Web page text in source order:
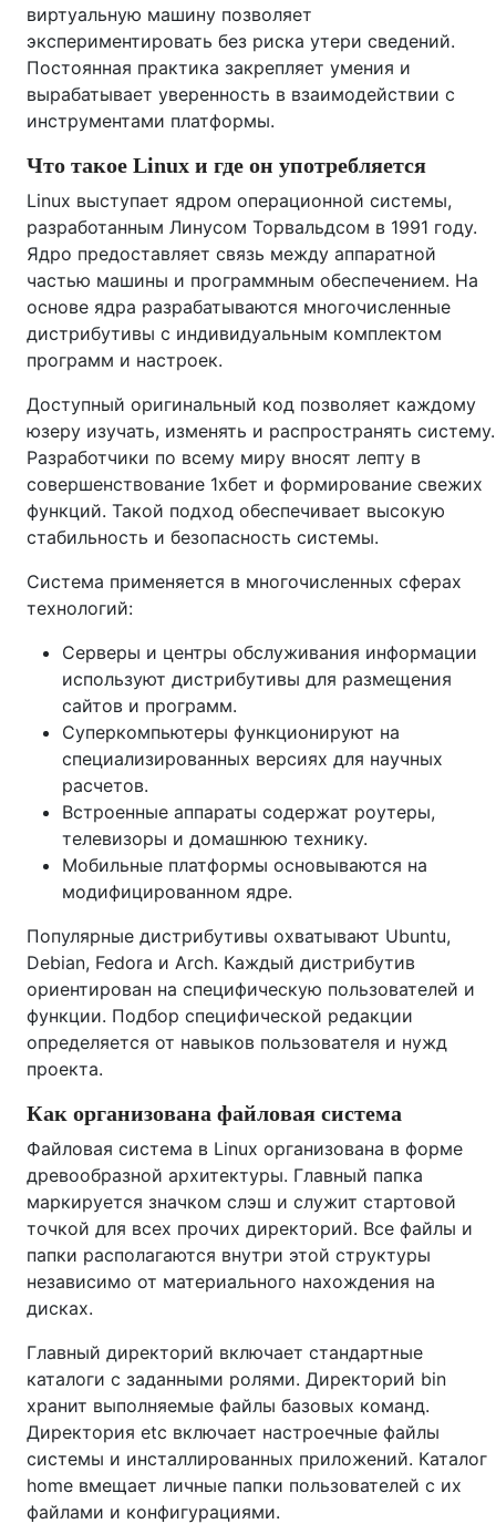
виртуальную машину позволяет
экспериментировать без риска утери сведений.
Постоянная практика закрепляет умения и
вырабатывает уверенность в взаимодействии с
инструментами платформы.
Что такое Linux и где он употребляется
Linux выступает ядром операционной системы,
разработанным Линусом Торвальдсом в 1991 году.
Ядро предоставляет связь между аппаратной
частью машины и программным обеспечением. На
основе ядра разрабатываются многочисленные
дистрибутивы с индивидуальным комплектом
программ и настроек.
Доступный оригинальный код позволяет каждому
юзеру изучать, изменять и распространять систему.
Разработчики по всему миру вносят лепту в
совершенствование 1хбет и формирование свежих
функций. Такой подход обеспечивает высокую
стабильность и безопасность системы.
Система применяется в многочисленных сферах
технологий:
Серверы и центры обслуживания информации
используют дистрибутивы для размещения
сайтов и программ.
Суперкомпьютеры функционируют на
специализированных версиях для научных
расчетов.
Встроенные аппараты содержат роутеры,
телевизоры и домашнюю технику.
Мобильные платформы основываются на
модифицированном ядре.
Популярные дистрибутивы охватывают Ubuntu,
Debian, Fedora и Arch. Каждый дистрибутив
ориентирован на специфическую пользователей и
функции. Подбор специфической редакции
определяется от навыков пользователя и нужд
проекта.
Как организована файловая система
Файловая система в Linux организована в форме
древообразной архитектуры. Главный папка
маркируется значком слэш и служит стартовой
точкой для всех прочих директорий. Все файлы и
папки располагаются внутри этой структуры
независимо от материального нахождения на
дисках.
Главный директорий включает стандартные
каталоги с заданными ролями. Директорий bin
хранит выполняемые файлы базовых команд.
Директория etc включает настроечные файлы
системы и инсталлированных приложений. Каталог
home вмещает личные папки пользователей с их
файлами и конфигурациями.